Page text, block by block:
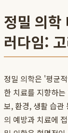
정밀 의학
러다임:
정밀 의학은 '평균
한 치료를 지향하
보, 환경, 생활 습관
의 예방과 치료에